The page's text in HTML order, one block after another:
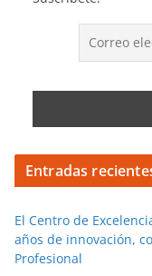
Entradas
El Centro de
años de innovación,
Profesional